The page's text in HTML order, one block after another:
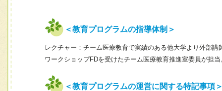
＜教育プログラムの指導体制＞
レクチャー：チーム医療教育で実績のある他大学より外部講
ワークショップFDを受けたチーム医療教育推進室委員が担当
＜教育プログラムの運営に関する特記事項